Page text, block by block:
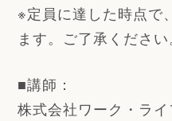
※定員に達した時点で
ます。ご了承ください
■講師：
株式会社ワーク・ラ